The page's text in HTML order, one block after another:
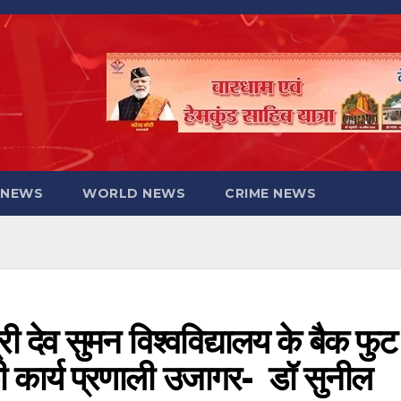
WORLD NEWS CRIME NEWS
देव सुमन विश्वविद्यालय के बैक फुट
कार्य प्रणाली उजागर- डॉ सुनील